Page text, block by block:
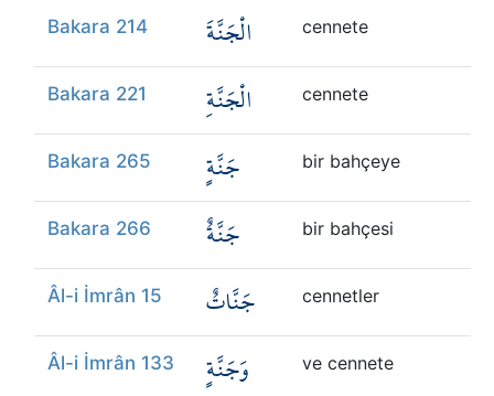
Bakara 214 الْجَنَّةَ cennete
Bakara 221 الْجَنَّةِ cennete
Bakara 265 جَنَّةٍ bir bahçeye
Bakara 266 جَنَّةٌ bir bahçesi
Âl-i İmrân 15 جَنَّاتٌ cennetler
Âl-i İmrân 133 وَجَنَّةٍ ve cennete